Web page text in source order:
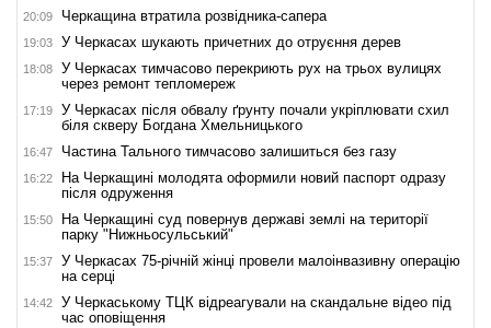
20:09 Черкащина втратила розвідника-сапера
19:03 У Черкасах шукають причетних до отруєння дерев
18:08
У Черкасах тимчасово перекриють рух на трьох вулицях
через ремонт тепломереж
17:19
У Черкасах після обвалу ґрунту почали укріплювати схил
біля скверу Богдана Хмельницького
16:47 Частина Тального тимчасово залишиться без газу
16:22
На Черкащині молодята оформили новий паспорт одразу
після одруження
15:50
На Черкащині суд повернув державі землі на території
парку "Нижньосульський"
15:37
У Черкасах 75-річній жінці провели малоінвазивну операцію
на серці
14:42
У Черкаському ТЦК відреагували на скандальне відео під
час оповіщення